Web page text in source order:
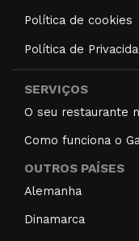
Política de cookies
Política de
SERVIÇOS
O seu restaurante
Como funciona o
OUTROS PAÍSES
Alemanha
Dinamarca